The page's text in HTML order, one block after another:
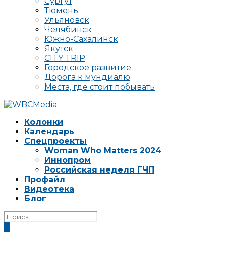
Тюмень
Ульяновск
Челябинск
Южно-Сахалинск
Якутск
CITY TRIP
Городское развитие
Дорога к мундиалю
Места, где стоит побывать
Колонки
Календарь
Спецпроекты
Woman Who Matters 2024
Иннопром
Российская неделя ГЧП
Профайл
Видеотека
Блог